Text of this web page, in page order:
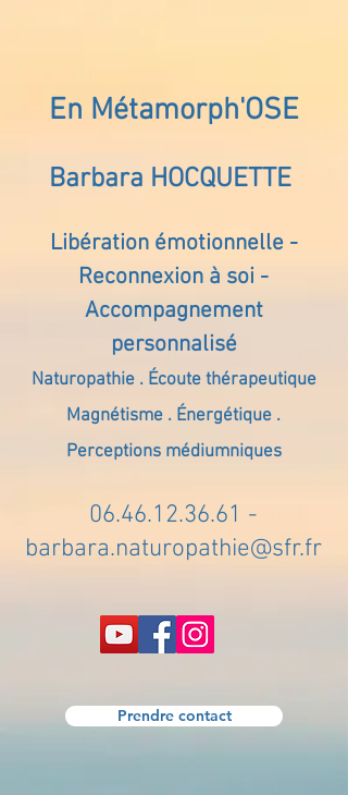
En Métamorph'OSE
Barbara HOCQUETTE
Libération émotionnelle -
Reconnexion à soi -
Accompagnement
personnalisé
Naturopathie . Écoute thérapeutique
Magnétisme . Énergétique .
Perceptions médiumniques
06.46.12.36.61 -
barbara.naturopathie@sfr.fr
Prendre contact